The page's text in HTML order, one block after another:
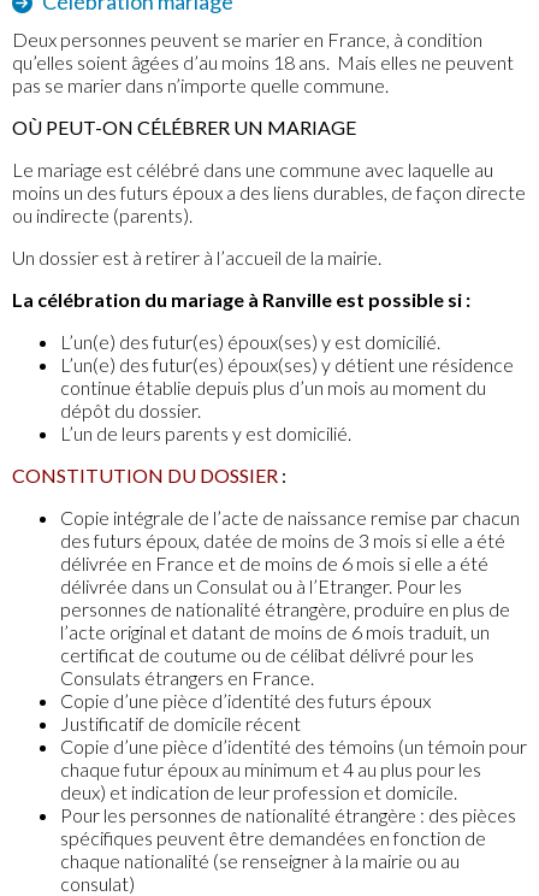
Deux personnes peuvent se marier en France, à condition
qu’elles soient âgées d’au moins 18 ans. Mais elles ne peuvent
pas se marier dans n’importe quelle commune.
OÙ PEUT-ON CÉLÉBRER UN MARIAGE
Le mariage est célébré dans une commune avec laquelle au
moins un des futurs époux a des liens durables, de façon directe
ou indirecte (parents).
Un dossier est à retirer à l’accueil de la mairie.
La célébration du mariage à Ranville est possible si :
L’un(e) des futur(es) époux(ses) y est domicilié.
L’un(e) des futur(es) époux(ses) y détient une résidence
continue établie depuis plus d’un mois au moment du
dépôt du dossier.
L’un de leurs parents y est domicilié.
CONSTITUTION DU DOSSIER :
Copie intégrale de l’acte de naissance remise par chacun
des futurs époux, datée de moins de 3 mois si elle a été
délivrée en France et de moins de 6 mois si elle a été
délivrée dans un Consulat ou à l’Etranger. Pour les
personnes de nationalité étrangère, produire en plus de
l’acte original et datant de moins de 6 mois traduit, un
certificat de coutume ou de célibat délivré pour les
Consulats étrangers en France.
Copie d’une pièce d’identité des futurs époux
Justificatif de domicile récent
Copie d’une pièce d’identité des témoins (un témoin pour
chaque futur époux au minimum et 4 au plus pour les
deux) et indication de leur profession et domicile.
Pour les personnes de nationalité étrangère : des pièces
spécifiques peuvent être demandées en fonction de
chaque nationalité (se renseigner à la mairie ou au
consulat)